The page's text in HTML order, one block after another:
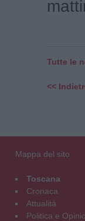
Tutte le
<<
Mappa del sito
Toscana
Cronaca
Attualità
Politica e